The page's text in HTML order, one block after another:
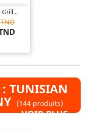
: TUNISIAN
(144 produits)
VOIR PLUS »